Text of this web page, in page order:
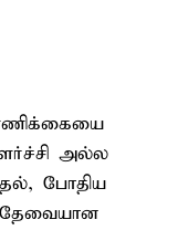
அல்ல
போதிய
தேவையான